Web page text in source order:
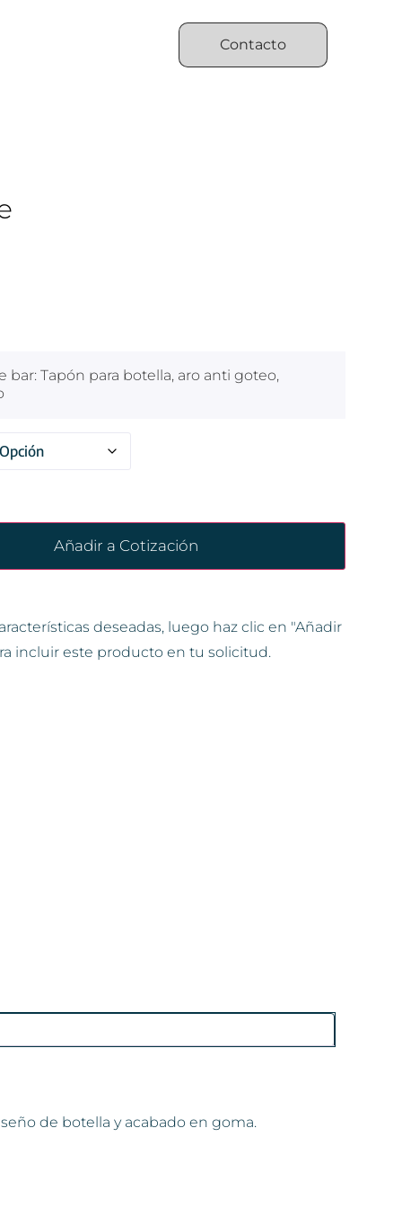
Contacto
bar: Tapón para botella, aro anti goteo,
Añadir a Cotización
deseadas, luego haz clic en "Añadir
incluir este producto en tu solicitud.
de botella y acabado en goma.